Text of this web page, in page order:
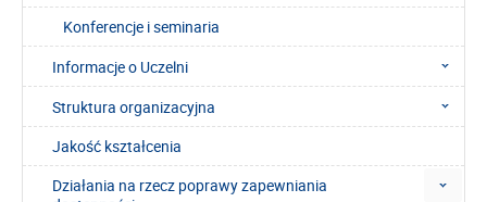
Konferencje i seminaria
Informacje o Uczelni
Struktura organizacyjna
Jakość kształcenia
Działania na rzecz poprawy zapewniania